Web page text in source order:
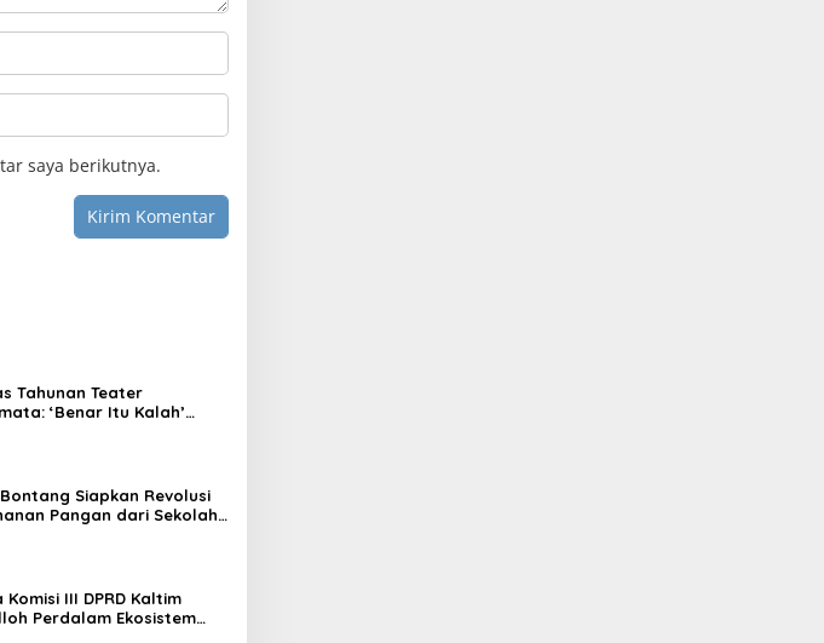
saya berikutnya.
Tahunan Teater
‘Benar Itu Kalah’
Bontang Siapkan Revolusi
Pangan dari Sekolah,
Komisi III DPRD Kaltim
Perdalam Ekosistem